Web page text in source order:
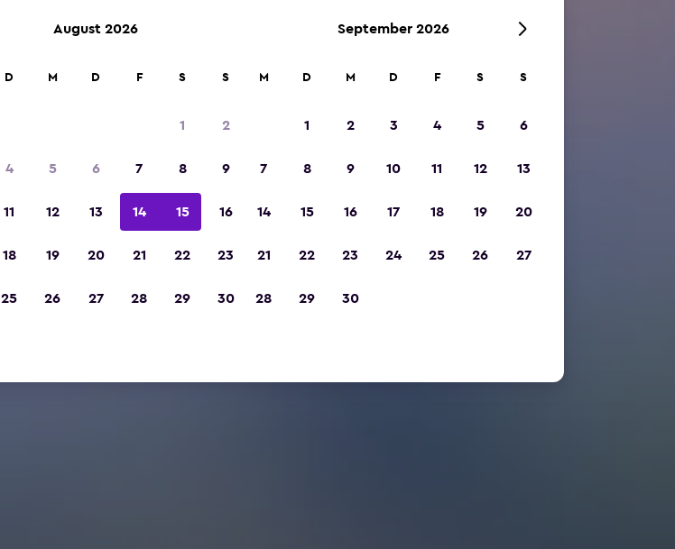
August 2026
D M D F S S
1 2
4 5 6 7 8 9
11 12 13 14 15 16
18 19 20 21 22 23
25 26 27 28 29 30
September 2026
M D M D F S S
1 2 3 4 5 6
7 8 9 10 11 12 13
14 15 16 17 18 19 20
21 22 23 24 25 26 27
28 29 30